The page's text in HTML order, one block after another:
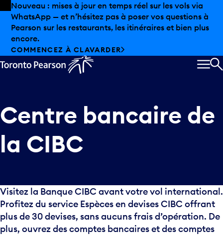
Skip to offers
Passer au contenu principal
Nouveau : mises à jour en temps réel sur les vols via
WhatsApp — et n’hésitez pas à poser vos questions à
Pearson sur les restaurants, les itinéraires et bien plus
encore.
COMMENCEZ À CLAVARDER
Centre bancaire de
la CIBC
Visitez la Banque CIBC avant votre vol international.
Profitez du service Espèces en devises CIBC offrant
plus de 30 devises, sans aucuns frais d’opération. De
plus, ouvrez des comptes bancaires et des comptes